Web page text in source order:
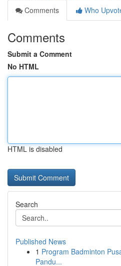
Comments
Who
Comments
Submit a Comment
No HTML
HTML is disabled
Search
Published News
1 Program Badminton
Pandu...